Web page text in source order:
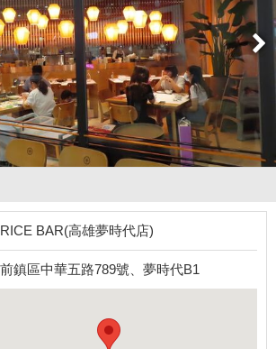
BAR(高雄夢時代店)
鎮區中華五路789號、夢時代B1